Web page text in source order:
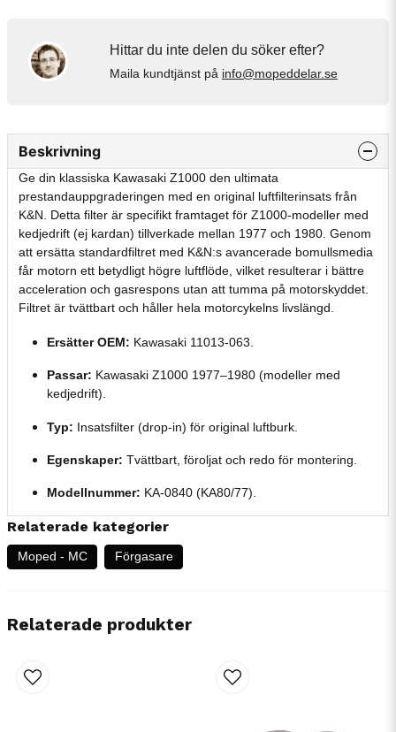
Hittar du inte delen du söker efter?
Maila kundtjänst på info@mopeddelar.se
Beskrivning
Ge din klassiska Kawasaki Z1000 den ultimata
prestandauppgraderingen med en original luftfilterinsats från
K&N. Detta filter är specifikt framtaget för Z1000-modeller med
kedjedrift (ej kardan) tillverkade mellan 1977 och 1980. Genom
att ersätta standardfiltret med K&N:s avancerade bomullsmedia
får motorn ett betydligt högre luftflöde, vilket resulterar i bättre
acceleration och gasrespons utan att tumma på motorskyddet.
Filtret är tvättbart och håller hela motorcykelns livslängd.
Ersätter OEM: Kawasaki 11013-063.
Passar: Kawasaki Z1000 1977–1980 (modeller med
kedjedrift).
Typ: Insatsfilter (drop-in) för original luftburk.
Egenskaper: Tvättbart, föroljat och redo för montering.
Modellnummer: KA-0840 (KA80/77).
Relaterade kategorier
Moped - MC Förgasare
Relaterade produkter